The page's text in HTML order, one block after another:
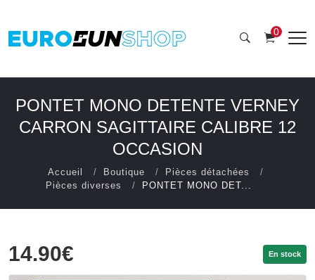
0
PONTET MONO DETENTE VERNEY
CARRON SAGITTAIRE CALIBRE 12
OCCASION
Accueil Boutique
Pièces détachées
Pièces diverses
PONTET MONO DET...
14.90€ En stock